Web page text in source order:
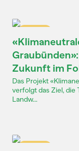
Zukunft im
Das Projekt
verfolgt das Ziel, die
Landw...